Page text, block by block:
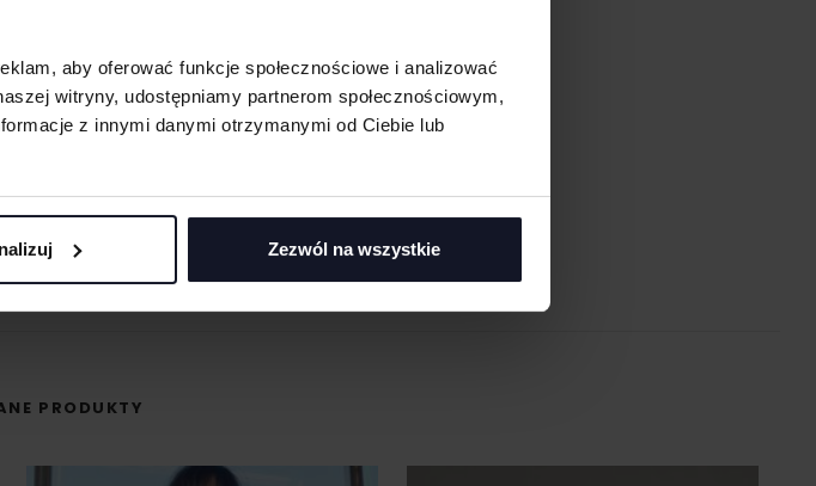
aby oferować funkcje społecznościowe i analizować
witryny, udostępniamy partnerom społecznościowym,
z innymi danymi otrzymanymi od Ciebie lub
Zezwól na wszystkie
SPECJALISTĘ
zdobień lub współpracy, nasi
POPROŚ O WYCENĘ
PRODUKTY